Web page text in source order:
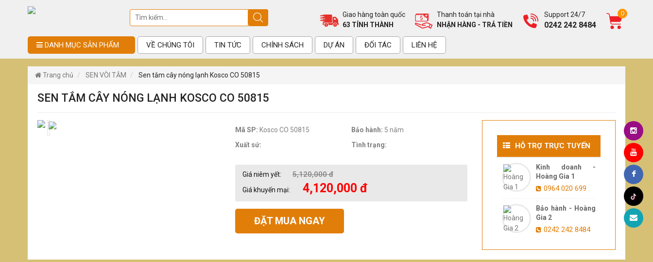
Giao hàng toàn quốc
63 TỈNH THÀNH
Thanh toán tại nhà
NHẬN HÀNG - TRẢ TIỀN
Support 24/7
0242 242 8484
0
DANH MỤC SẢN PHẨM VỀ CHÚNG TÔI TIN TỨC CHÍNH SÁCH DỰ ÁN ĐỐI TÁC LIÊN HỆ
Trang chủ SEN VÒI TẮM Sen tắm cây nóng lạnh Kosco CO 50815
SEN TẮM CÂY NÓNG LẠNH KOSCO CO 50815
Mã SP: Kosco CO 50815 Bảo hành: 5 năm
Xuất sứ:
Tình trạng:
Giá niêm yết: 5,120,000 đ
Giá khuyến mại: 4,120,000 đ
ĐẶT MUA NGAY
HỖ TRỢ TRỰC TUYẾN
Kinh doanh -
Hoàng Gia 1
0964 020 699
Bảo hành - Hoàng
Gia 2
0242 242 8484